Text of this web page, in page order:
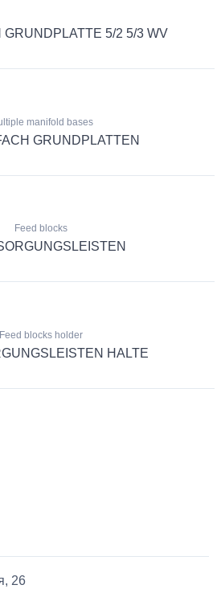
GRUNDPLATTE 5/2 5/3 WV
manifold bases
GRUNDPLATTEN
Feed blocks
Feed blocks holder
HALTE
26